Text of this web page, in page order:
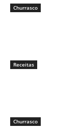
Churrasco
Receitas
Churrasco